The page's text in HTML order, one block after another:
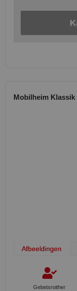
Mobilheim Klassik
Afbeeldingen
Gebetsroither